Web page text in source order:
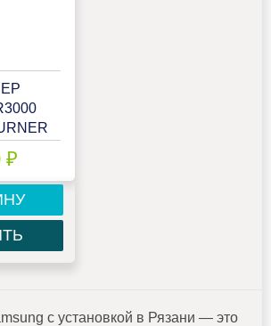
₽
с установкой в Рязани — это